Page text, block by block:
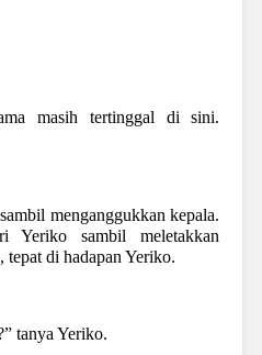
masih tertinggal di sini.
menganggukkan kepala.
Yeriko sambil meletakkan
tepat di hadapan Yeriko.
tanya Yeriko.